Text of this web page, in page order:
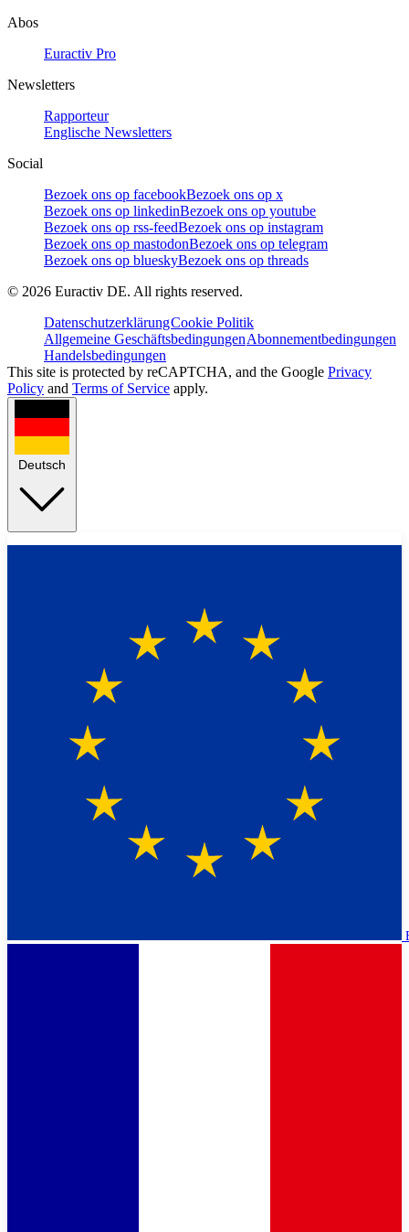
Abos
Euractiv Pro
Newsletters
Rapporteur
Englische Newsletters
Social
Bezoek ons op facebookBezoek ons op x
Bezoek ons op linkedinBezoek ons op youtube
Bezoek ons op rss-feedBezoek ons op instagram
Bezoek ons op mastodonBezoek ons op telegram
Bezoek ons op blueskyBezoek ons op threads
© 2026 Euractiv DE. All rights reserved.
DatenschutzerklärungCookie Politik
Allgemeine GeschäftsbedingungenAbonnementbedingungen
Handelsbedingungen
This site is protected by reCAPTCHA, and the Google Privacy
Policy and Terms of Service apply.
Deutsch